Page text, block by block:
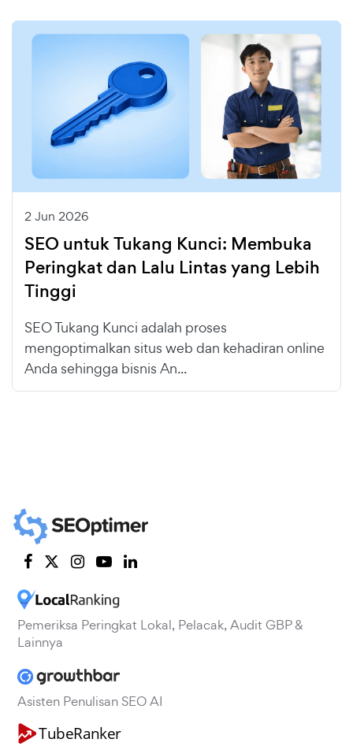
2 Jun 2026
SEO untuk Tukang Kunci: Membuka
Peringkat dan Lalu Lintas yang Lebih
Tinggi
SEO Tukang Kunci adalah proses
mengoptimalkan situs web dan kehadiran online
Anda sehingga bisnis An...
Pemeriksa Peringkat Lokal, Pelacak, Audit GBP &
Lainnya
Asisten Penulisan SEO AI